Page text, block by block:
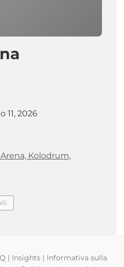
11, 2026
Kolodrum,
| Insights| Informativa sulla